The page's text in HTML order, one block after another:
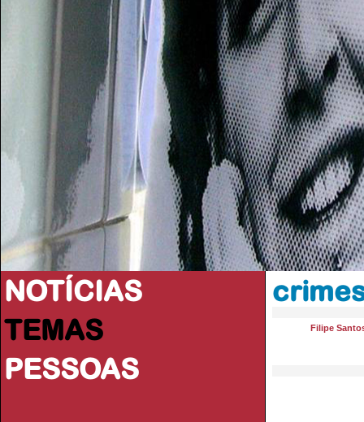
NOTÍCIAS
TEMAS
PESSOAS
Filipe